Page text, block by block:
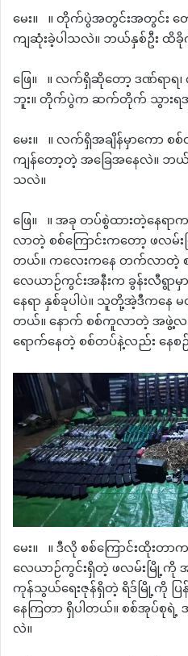
မေး။ ။ တိုက်ပွဲအတွင်းအတွင်း တ
ကျဆုံးခဲ့ပါသလဲ။ ဘယ်နှစ်ဦး ထိ
ဖြေ။ ။ လက်ရှိဆိုတော့ ဒဏ်ရာရ
ဘူး။ တိုက်ပွဲက ဆက်တိုက် သွားရ
မေး။ ။ လက်ရှိအချိန်မှာကော
ကျန်တော့တဲ့ အခြေအနေလဲ။ ဘယ်
သလဲ။
ဖြေ။ ။ အခု တပ်စွဲထားတဲ့နေ
လာတဲ့ စစ်ကြောင်းကတော့ ဖလမ်း
တယ်။ ကလေးကနေ တက်လာတဲ့ စ
လေယာဉ်ကွင်းအနီးက ခွန်းလီရွ
နေရာ နှစ်ခုပါပဲ။ သူတို့အဲ့ဒီကနေ
တယ်။ နောက် စစ်ကူလာတဲ့ အဖွဲ့လည်
ရောက်နေတဲ့ စစ်တပ်နဲ့လည်း နေ
မေး။ ။ ဒီလို စစ်ကြောင်းထိုးတ
လေယာဉ်ကွင်းရှိတဲ့ ဖလမ်းမြို့ကို အ
ကုန်သွယ်ရေးဇုန်ရှိတဲ့ ရိဒ်မြို့ကို ပြန်
နေကြတာ ရှိပါတယ်။ စစ်အုပ်စုရဲ့
လဲ။